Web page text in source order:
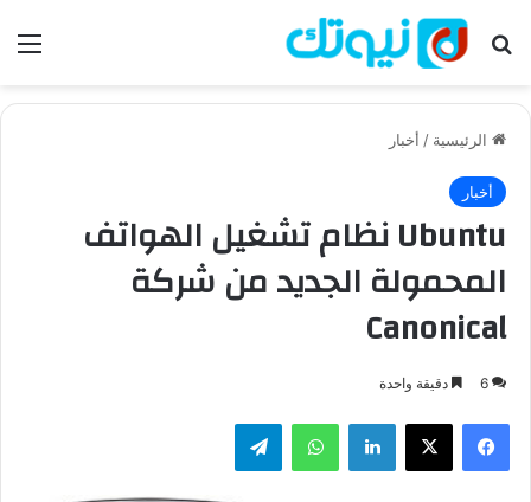
بحث عن
الرئيسية / أخبار
أخبار
Ubuntu نظام تشغيل الهواتف
المحمولة الجديد من شركة
Canonical
6 دقيقة واحدة
فيسبوك لينكدإن واتساب